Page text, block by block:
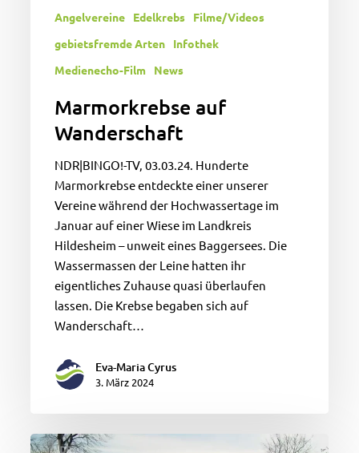
Angelvereine Edelkrebs
Filme/Videos
gebietsfremde Arten
Infothek
Medienecho-Film
News
Marmorkrebse auf
Wanderschaft
NDR|BINGO!-TV, 03.03.24. Hunderte
Marmorkrebse entdeckte einer unserer
Vereine während der Hochwassertage im
Januar auf einer Wiese im Landkreis
Hildesheim – unweit eines Baggersees. Die
Wassermassen der Leine hatten ihr
eigentliches Zuhause quasi überlaufen
lassen. Die Krebse begaben sich auf
Wanderschaft…
Eva-Maria Cyrus
3. März 2024
Hochwasser: